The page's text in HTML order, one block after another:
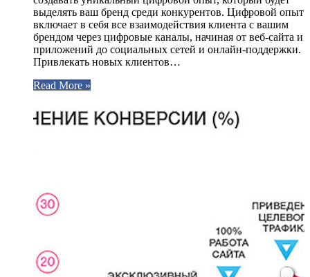
выделять ваш бренд среди конкурентов. Цифровой опыт
включает в себя все взаимодействия клиента с вашим
брендом через цифровые каналы, начиная от веб-сайта и
приложений до социальных сетей и онлайн-поддержки.
Привлекать новых клиентов…
Read More »